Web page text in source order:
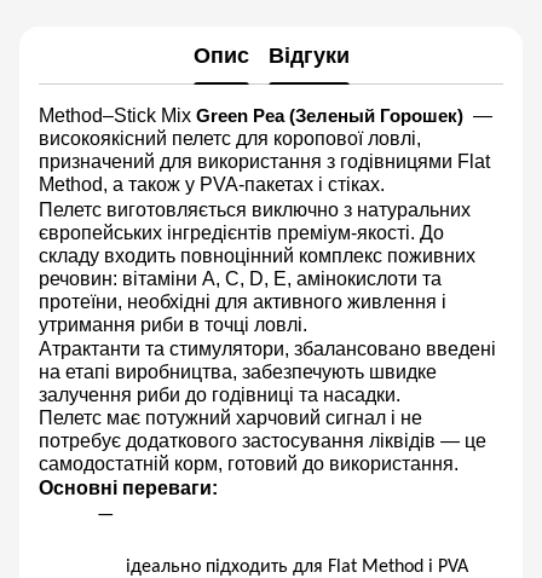
Опис Відгуки
Method–Stick Mix Green Pea (Зеленый Горошек) —
високоякісний пелетс для коропової ловлі,
призначений для використання з годівницями Flat
Method, а також у PVA-пакетах і стіках.
Пелетс виготовляється виключно з натуральних
європейських інгредієнтів преміум-якості. До
складу входить повноцінний комплекс поживних
речовин: вітаміни A, C, D, E, амінокислоти та
протеїни, необхідні для активного живлення і
утримання риби в точці ловлі.
Атрактанти та стимулятори, збалансовано введені
на етапі виробництва, забезпечують швидке
залучення риби до годівниці та насадки.
Пелетс має потужний харчовий сигнал і не
потребує додаткового застосування ліквідів — це
самодостатній корм, готовий до використання.
Основні переваги:
ідеально підходить для Flat Method і PVA